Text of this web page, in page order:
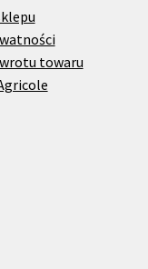
towaru